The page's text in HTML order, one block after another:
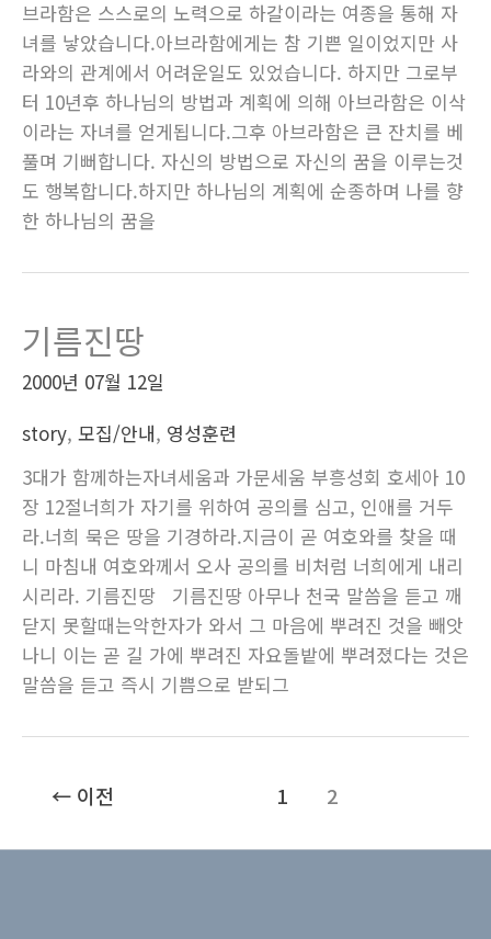
브라함은 스스로의 노력으로 하갈이라는 여종을 통해 자
녀를 낳았습니다.아브라함에게는 참 기쁜 일이었지만 사
라와의 관계에서 어려운일도 있었습니다. 하지만 그로부
터 10년후 하나님의 방법과 계획에 의해 아브라함은 이삭
이라는 자녀를 얻게됩니다.그후 아브라함은 큰 잔치를 베
풀며 기뻐합니다. 자신의 방법으로 자신의 꿈을 이루는것
도 행복합니다.하지만 하나님의 계획에 순종하며 나를 향
한 하나님의 꿈을
기름진땅
2000년 07월 12일
story, 모집/안내, 영성훈련
3대가 함께하는자녀세움과 가문세움 부흥성회 호세아 10
장 12절너희가 자기를 위하여 공의를 심고, 인애를 거두
라.너희 묵은 땅을 기경하라.지금이 곧 여호와를 찾을 때
니 마침내 여호와께서 오사 공의를 비처럼 너희에게 내리
시리라. 기름진땅 기름진땅 아무나 천국 말씀을 듣고 깨
닫지 못할때는악한자가 와서 그 마음에 뿌려진 것을 빼앗
나니 이는 곧 길 가에 뿌려진 자요돌밭에 뿌려졌다는 것은
말씀을 듣고 즉시 기쁨으로 받되그
← 이전 1 2